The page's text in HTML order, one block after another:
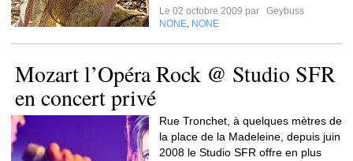
Le 02 octobre 2009 par
Geybuss
NONE NONE
Mozart l’Opéra Rock @ Studio SFR
en concert privé
Rue Tronchet, à quelques mètres de
la place de la Madeleine, depuis juin
2008 le Studio SFR offre en plus